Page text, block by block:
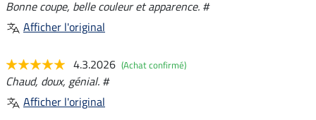
Bonne coupe, belle couleur et apparence. #
Afficher l'original
4.3.2026 (Achat confirmé)
Chaud, doux, génial. #
Afficher l'original